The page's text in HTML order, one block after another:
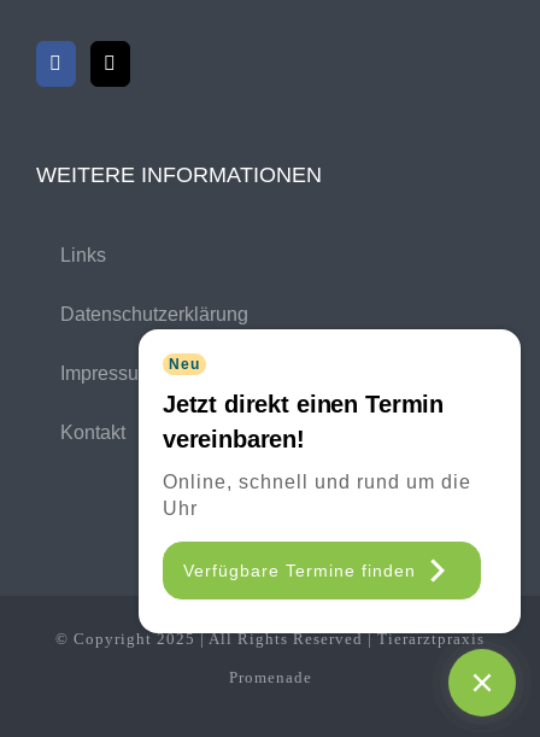
Neu
Jetzt direkt einen Termin
vereinbaren!
Online, schnell und rund um die
Uhr
Verfügbare Termine finden
WEITERE INFORMATIONEN
Links
Datenschutzerklärung
Impressum
Kontakt
© Copyright 2025 | All Rights Reserved | Tierarztpraxis
Promenade